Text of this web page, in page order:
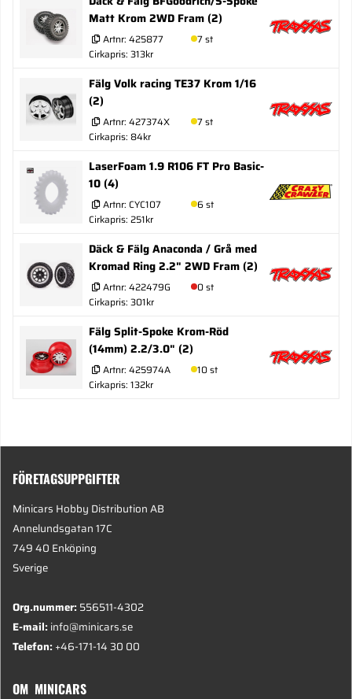
Matt Krom 2WD Fram (2)
Artnr: 425877
7 st
Cirkapris: 313kr
Fälg Volk racing TE37 Krom 1/16
(2)
Artnr: 427374X
7 st
Cirkapris: 84kr
LaserFoam 1.9 R106 FT Pro Basic-
10 (4)
Artnr: CYC107
6 st
Cirkapris: 251kr
Däck & Fälg Anaconda / Grå med
Kromad Ring 2.2" 2WD Fram (2)
Artnr: 422479G
0 st
Cirkapris: 301kr
Fälg Split-Spoke Krom-Röd
(14mm) 2.2/3.0" (2)
Artnr: 425974A
10 st
Cirkapris: 132kr
FÖRETAGSUPPGIFTER
Minicars Hobby Distribution AB
Annelundsgatan 17C
749 40 Enköping
Sverige
Org.nummer:556511-4302
E-mail:info@minicars.se
Telefon:+46-171-14 30 00
OM MINICARS